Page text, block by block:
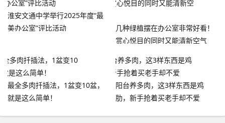
淮安文通中学举行2025年度“最
美办公室”评比活动
几种绿植摆在办公室非常好看！
赏心悦目的同时又能清新空气
最全多肉扦插法，1盆变10盆，
就是这么简单！
阳台养多肉，这3样东西是鸡
肋，新手抢着买老手却不爱